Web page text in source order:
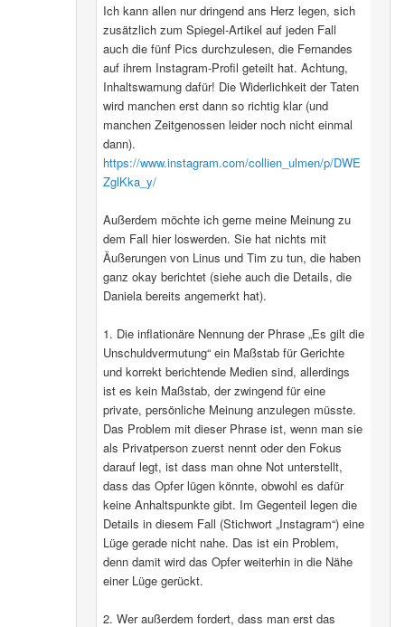
Ich kann allen nur dringend ans Herz legen, sich
zusätzlich zum Spiegel-Artikel auf jeden Fall
auch die fünf Pics durchzulesen, die Fernandes
auf ihrem Instagram-Profil geteilt hat. Achtung,
Inhaltswarnung dafür! Die Widerlichkeit der Taten
wird manchen erst dann so richtig klar (und
manchen Zeitgenossen leider noch nicht einmal
dann).
https://www.instagram.com/collien_ulmen/p/DWE
ZglKka_y/
Außerdem möchte ich gerne meine Meinung zu
dem Fall hier loswerden. Sie hat nichts mit
Äußerungen von Linus und Tim zu tun, die haben
ganz okay berichtet (siehe auch die Details, die
Daniela bereits angemerkt hat).
1. Die inflationäre Nennung der Phrase „Es gilt die
Unschuldvermutung“ ein Maßstab für Gerichte
und korrekt berichtende Medien sind, allerdings
ist es kein Maßstab, der zwingend für eine
private, persönliche Meinung anzulegen müsste.
Das Problem mit dieser Phrase ist, wenn man sie
als Privatperson zuerst nennt oder den Fokus
darauf legt, ist dass man ohne Not unterstellt,
dass das Opfer lügen könnte, obwohl es dafür
keine Anhaltspunkte gibt. Im Gegenteil legen die
Details in diesem Fall (Stichwort „Instagram“) eine
Lüge gerade nicht nahe. Das ist ein Problem,
denn damit wird das Opfer weiterhin in die Nähe
einer Lüge gerückt.
2. Wer außerdem fordert, dass man erst das